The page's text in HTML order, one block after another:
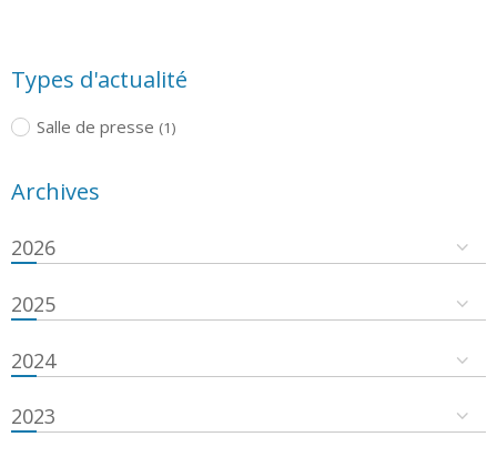
Types d'actualité
Salle de presse (1)
Archives
2026
2025
2024
2023